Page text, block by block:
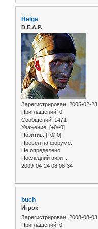
Helge
D.E.A.P.
Зарегистрирован: 2005-02-28
Приглашений: 0
Сообщений: 1471
Уважение: [+0/-0]
Позитив: [+0/-0]
Провел на форуме:
Не определено
Последний визит:
2009-04-24 08:08:34
buch
Игрок
Зарегистрирован: 2008-08-03
Приглашений: 0